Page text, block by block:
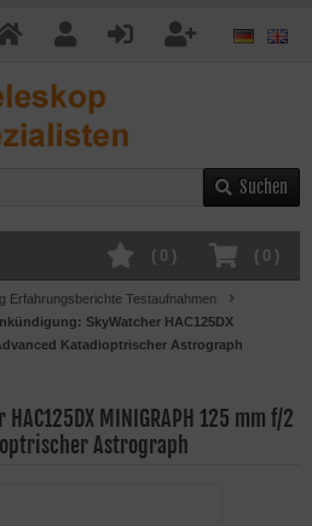
Suchen
( 0 )
( 0 )
Erfahrungsberichte Testaufnahmen
SkyWatcher HAC125DX
Katadioptrischer Astrograph
MINIGRAPH 125 mm f/2
Astrograph